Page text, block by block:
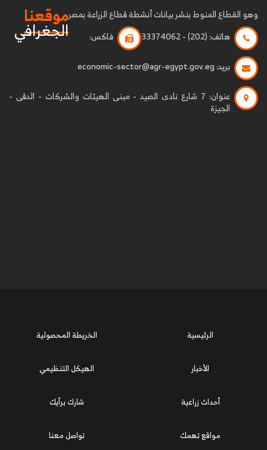
وهو القطاع المنوط بنشر بيانات أنشطة قطاع الزراعة بمصر
هاتف: (202) - 33374062
فاكس:
بريد:
عنوان:
7 شارع نادى الصيد - مبنى الهيئات والشركات - الدقى -
الجيزة
موقعنا
الجغرافي
الرئيسية الخريطة المحصولية
الأخبار الهيكل التنظيمي
أحداث زراعية شارك برأيك
مواقع تهمك تواصل معنا